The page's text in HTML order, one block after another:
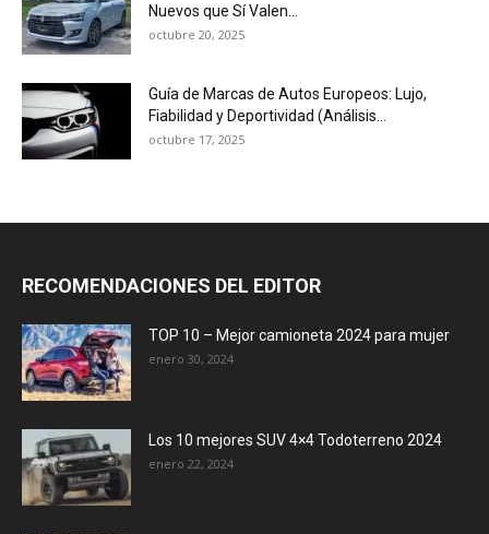
Nuevos que Sí Valen...
octubre 20, 2025
Guía de Marcas de Autos Europeos: Lujo,
Fiabilidad y Deportividad (Análisis...
octubre 17, 2025
RECOMENDACIONES DEL EDITOR
TOP 10 – Mejor camioneta 2024 para mujer
enero 30, 2024
Los 10 mejores SUV 4×4 Todoterreno 2024
enero 22, 2024